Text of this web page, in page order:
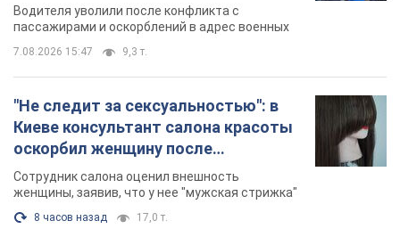
военным и поплатился за это.
Видео
Водителя уволили после конфликта с
пассажирами и оскорблений в адрес военных
7.08.2026 15:47 9,3 т.
"Не следит за сексуальностью": в
Киеве консультант салона красоты
оскорбил женщину после
химиотерапии, разгорелся скандал.
Фото
Сотрудник салона оценил внешность
женщины, заявив, что у нее "мужская стрижка"
8 часов назад 17,0 т.